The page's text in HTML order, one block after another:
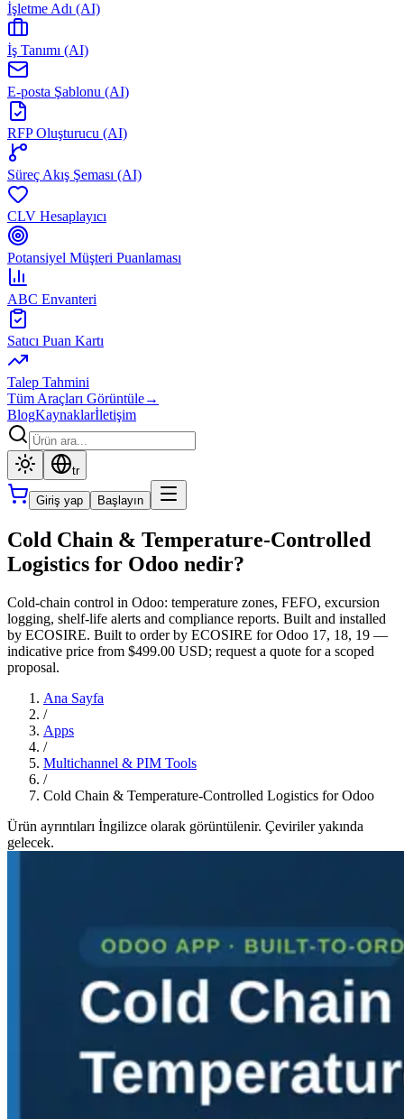
İşletme Adı (AI)
İş Tanımı (AI)
E-posta Şablonu (AI)
RFP Oluşturucu (AI)
Süreç Akış Şeması (AI)
CLV Hesaplayıcı
Potansiyel Müşteri Puanlaması
ABC Envanteri
Satıcı Puan Kartı
Talep Tahmini
Tüm Araçları Görüntüle→
BlogKaynaklarİletişim
tr
Giriş yap Başlayın
Cold Chain & Temperature-Controlled
Logistics for Odoo nedir?
Cold-chain control in Odoo: temperature zones, FEFO, excursion
logging, shelf-life alerts and compliance reports. Built and installed
by ECOSIRE. Built to order by ECOSIRE for Odoo 17, 18, 19 —
indicative price from $499.00 USD; request a quote for a scoped
proposal.
Ana Sayfa
/
Apps
/
Multichannel & PIM Tools
/
Cold Chain & Temperature-Controlled Logistics for Odoo
Ürün ayrıntıları İngilizce olarak görüntülenir. Çeviriler yakında
gelecek.